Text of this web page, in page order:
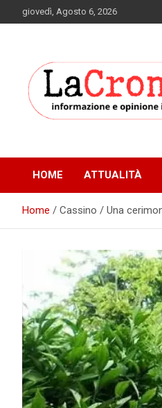
to
giovedì, Agosto 6, 2026
HOME ATTUALITÀ
Home Cassino / Una